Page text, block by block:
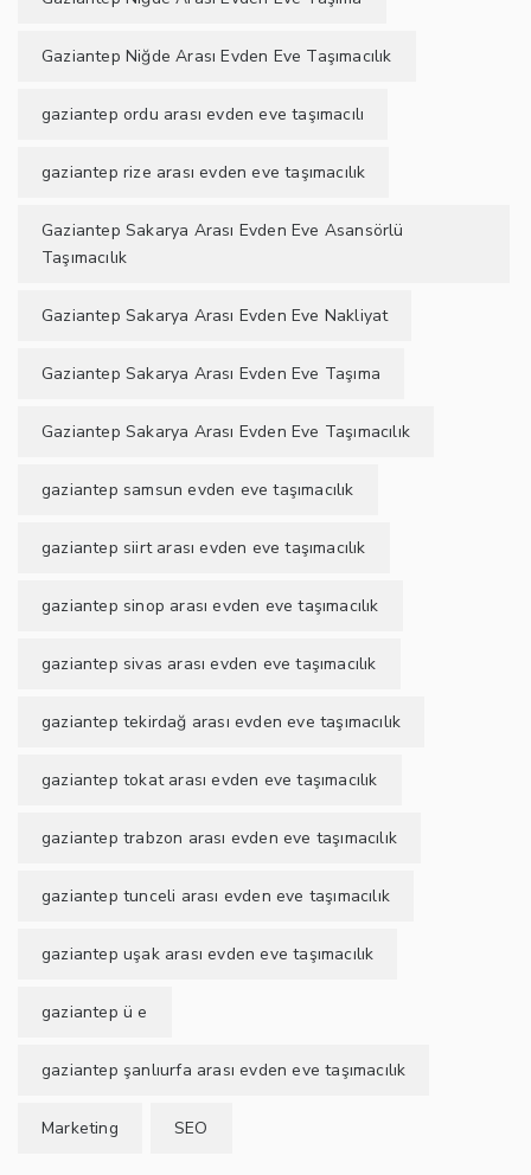
Gaziantep Niğde Arası Evden Eve Taşımacılık
gaziantep ordu arası evden eve taşımacılı
gaziantep rize arası evden eve taşımacılık
Gaziantep Sakarya Arası Evden Eve Asansörlü
Taşımacılık
Gaziantep Sakarya Arası Evden Eve Nakliyat
Gaziantep Sakarya Arası Evden Eve Taşıma
Gaziantep Sakarya Arası Evden Eve Taşımacılık
gaziantep samsun evden eve taşımacılık
gaziantep siirt arası evden eve taşımacılık
gaziantep sinop arası evden eve taşımacılık
gaziantep sivas arası evden eve taşımacılık
gaziantep tekirdağ arası evden eve taşımacılık
gaziantep tokat arası evden eve taşımacılık
gaziantep trabzon arası evden eve taşımacılık
gaziantep tunceli arası evden eve taşımacılık
gaziantep uşak arası evden eve taşımacılık
gaziantep ü e
gaziantep şanlıurfa arası evden eve taşımacılık
Marketing SEO